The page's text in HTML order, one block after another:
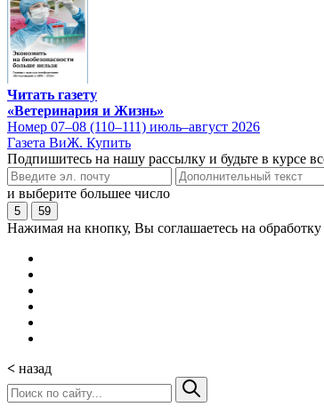
Читать газету
«Ветеринария и Жизнь»
Номер 07–08 (110–111) июль–август 2026
Газета ВиЖ. Купить
Подпишитесь на нашу рассылку и будьте в курсе
и выберите большее число
5 59
Нажимая на кнопку, Вы соглашаетесь на
< назад